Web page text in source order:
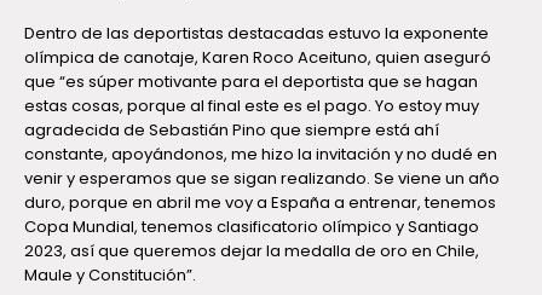
Dentro de las deportistas destacadas estuvo la exponente
olímpica de canotaje, Karen Roco Aceituno, quien aseguró
que “es súper motivante para el deportista que se hagan
estas cosas, porque al final este es el pago. Yo estoy muy
agradecida de Sebastián Pino que siempre está ahí
constante, apoyándonos, me hizo la invitación y no dudé en
venir y esperamos que se sigan realizando. Se viene un año
duro, porque en abril me voy a España a entrenar, tenemos
Copa Mundial, tenemos clasificatorio olímpico y Santiago
2023, así que queremos dejar la medalla de oro en Chile,
Maule y Constitución”.